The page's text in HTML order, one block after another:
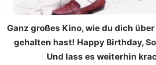
Ganz großes Kino, wie du dich
gehalten hast! Happy Birthday,
Und lass es weiterhin